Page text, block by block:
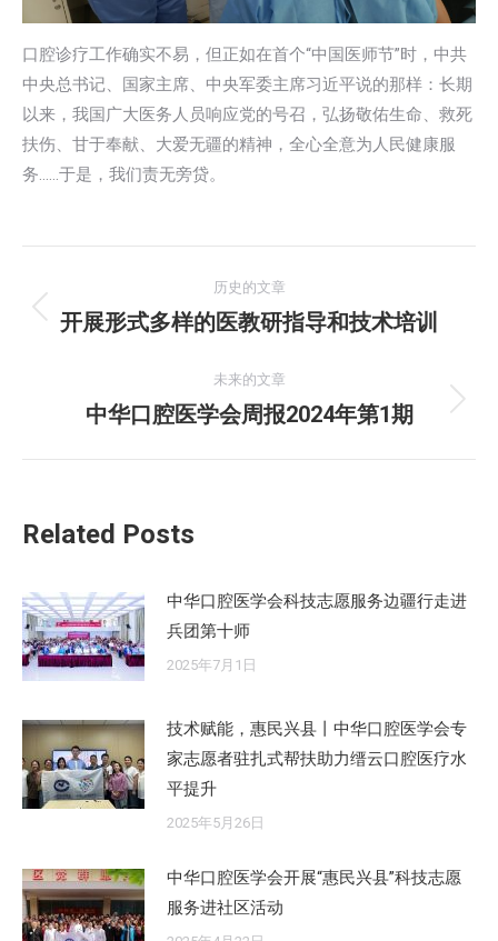
⼝腔诊疗⼯作确实不易，但正如在⾸个“中国医师节”时，中共
中央总书记、国家主席、中央军委主席习近平说的那样：⻓期
以来，我国⼴⼤医务⼈员响应党的号召，弘扬敬佑⽣命、救死
扶伤、⽢于奉献、⼤爱⽆疆的精神，全⼼全意为⼈⺠健康服
务……于是，我们责⽆旁贷。
章
历史的文章
历
的
文
开展形式多样的医教研指导和技术培训
未来的文章
未
中华口腔医学会周报2024年第1期
Related Posts
中华口腔医学会科技志愿服务边疆行走进
兵团第十师
2025年7月1日
技术赋能，惠民兴县丨中华口腔医学会专
家志愿者驻扎式帮扶助力缙云口腔医疗水
平提升
2025年5月26日
中华口腔医学会开展“惠民兴县”科技志愿
服务进社区活动